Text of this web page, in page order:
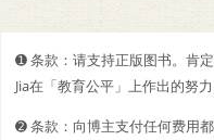
➊️ 条款：请支持正版图书。肯
Jia在「教育公平」上作出的努力
➋️️ 条款：向博主支付任何费用